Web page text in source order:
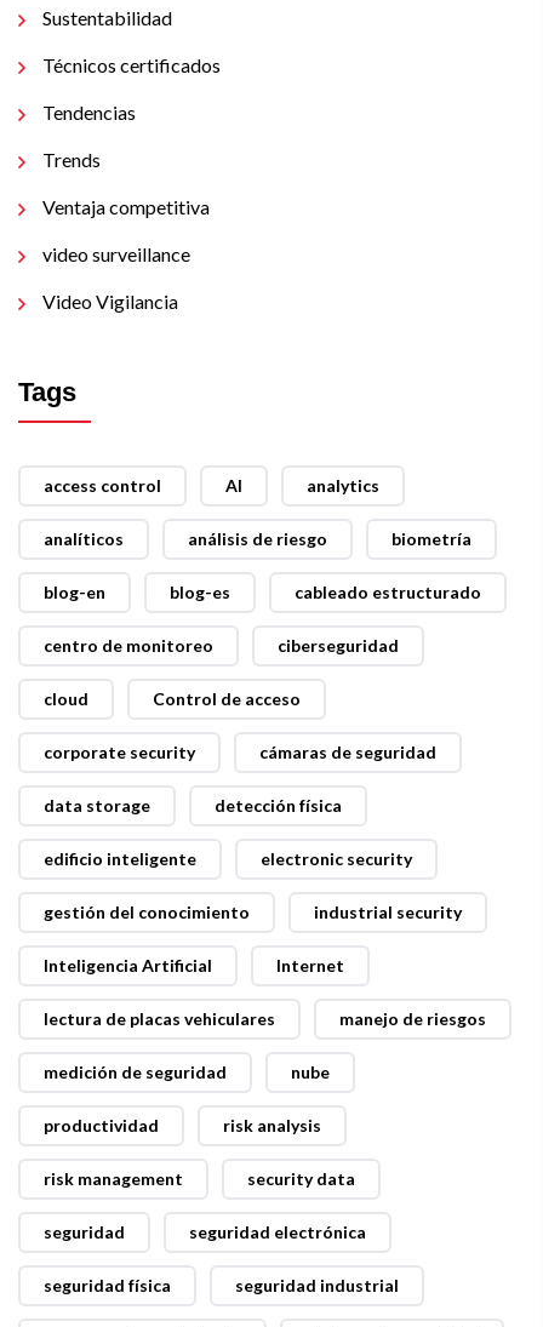
Sustentabilidad
Técnicos certificados
Tendencias
Trends
Ventaja competitiva
video surveillance
Video Vigilancia
Tags
access control AI analytics
analíticos análisis de riesgo biometría
blog-en blog-es cableado estructurado
centro de monitoreo ciberseguridad
cloud Control de acceso
corporate security cámaras de seguridad
data storage detección física
edificio inteligente electronic security
gestión del conocimiento industrial security
Inteligencia Artificial Internet
lectura de placas vehiculares manejo de riesgos
medición de seguridad nube
productividad risk analysis
risk management security data
seguridad seguridad electrónica
seguridad física seguridad industrial